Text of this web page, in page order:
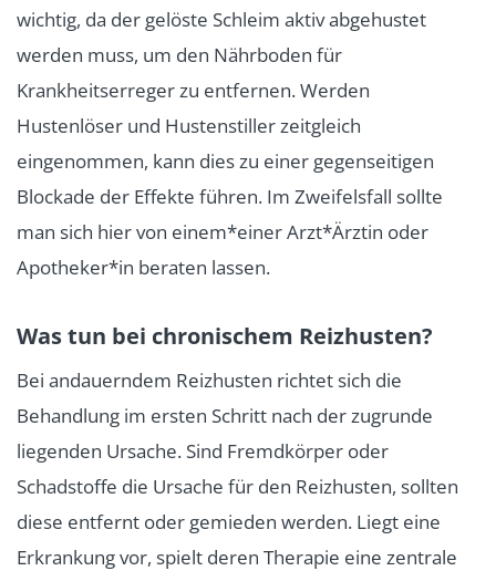
wichtig, da der gelöste Schleim aktiv abgehustet
werden muss, um den Nährboden für
Krankheitserreger zu entfernen. Werden
Hustenlöser und Hustenstiller zeitgleich
eingenommen, kann dies zu einer gegenseitigen
Blockade der Effekte führen. Im Zweifelsfall sollte
man sich hier von einem*einer Arzt*Ärztin oder
Apotheker*in beraten lassen.
Was tun bei chronischem Reizhusten?
Bei andauerndem Reizhusten richtet sich die
Behandlung im ersten Schritt nach der zugrunde
liegenden Ursache. Sind Fremdkörper oder
Schadstoffe die Ursache für den Reizhusten, sollten
diese entfernt oder gemieden werden. Liegt eine
Erkrankung vor, spielt deren Therapie eine zentrale